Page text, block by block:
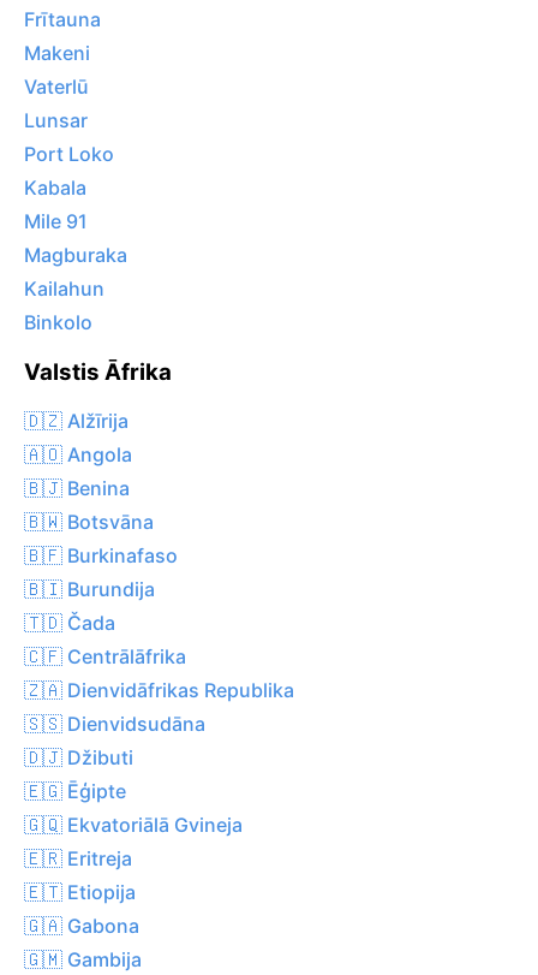
Frītauna
Makeni
Vaterlū
Lunsar
Port Loko
Kabala
Mile 91
Magburaka
Kailahun
Binkolo
Valstis Āfrika
🇩🇿 Alžīrija
🇦🇴 Angola
🇧🇯 Benina
🇧🇼 Botsvāna
🇧🇫 Burkinafaso
🇧🇮 Burundija
🇹🇩 Čada
🇨🇫 Centrālāfrika
🇿🇦 Dienvidāfrikas Republika
🇸🇸 Dienvidsudāna
🇩🇯 Džibuti
🇪🇬 Ēģipte
🇬🇶 Ekvatoriālā Gvineja
🇪🇷 Eritreja
🇪🇹 Etiopija
🇬🇦 Gabona
🇬🇲 Gambija